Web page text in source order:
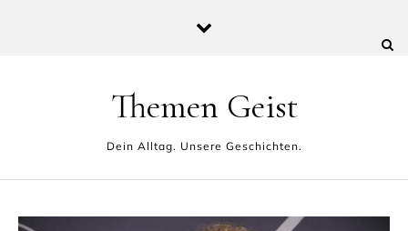
Themen Geist
Dein Alltag. Unsere Geschichten.